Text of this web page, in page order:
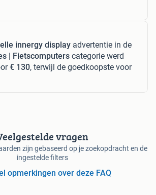
innergy display advertentie in de
| Fietscomputers categorie werd
€ 130, terwijl de goedkoopste voor
vragen
zijn gebaseerd op je zoekopdracht en de
ingestelde filters
opmerkingen over deze FAQ